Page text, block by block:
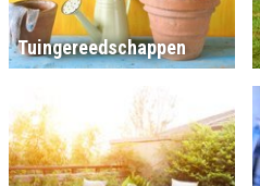
Tuingereedschappen